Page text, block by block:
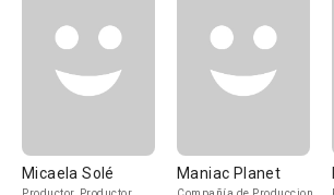
Micaela Solé Maniac Planet